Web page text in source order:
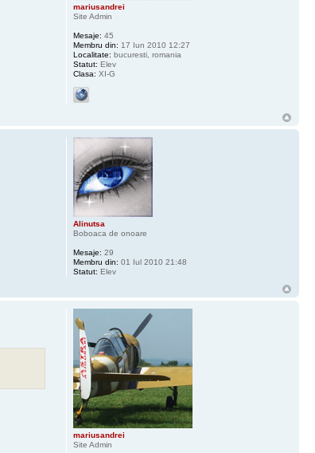
mariusandrei
Site Admin
Mesaje: 45
Membru din: 17 Iun 2010 12:27
Localitate: bucuresti, romania
Statut: Elev
Clasa: XI-G
Alinutsa
Boboaca de onoare
Mesaje: 29
Membru din: 01 Iul 2010 21:48
Statut: Elev
mariusandrei
Site Admin